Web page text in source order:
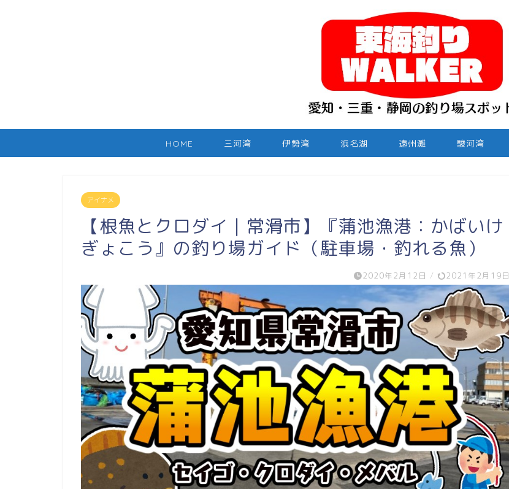
HOME 三河湾 伊勢湾 浜名湖 遠州灘 駿河湾
アイナメ
【根魚とクロダイ｜常滑市】『蒲池漁港：かばいけ
ぎょこう』の釣り場ガイド（駐車場・釣れる魚）
2020年2月12日 / 2021年2月19日